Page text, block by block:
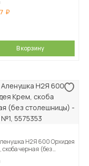
В корзину
Н2Я 600 Орхидея
скоба черная (без